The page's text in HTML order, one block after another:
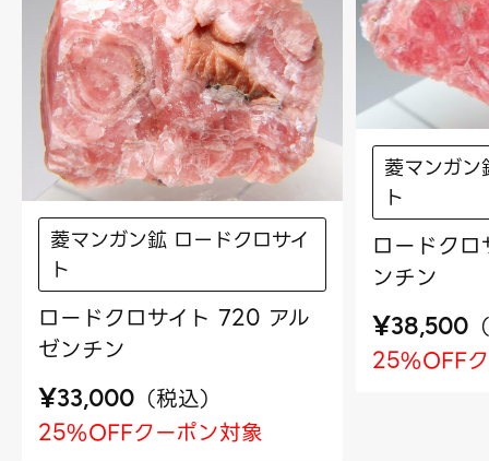
菱マンガン鉱 ロードクロサイ
ト
ロードクロサイト 720 アル
ゼンチン
¥33,000 （税込）
25%OFFクーポン対象
菱マンガ
ト
ロードク
ンチン
¥38,500 （
25%OFF